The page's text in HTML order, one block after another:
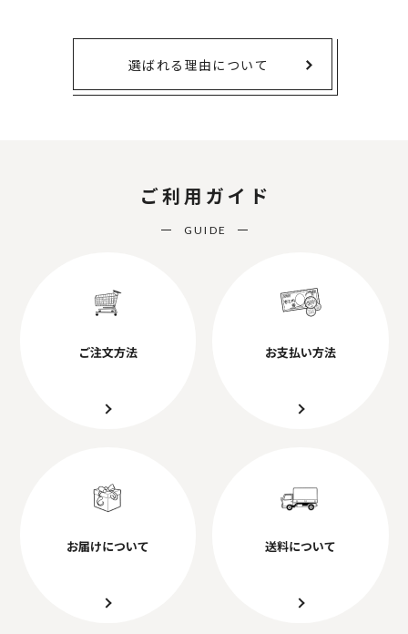
選ばれる理由について
ご利用ガイド
GUIDE
ご注文方法 お支払い方法
お届けについて 送料について